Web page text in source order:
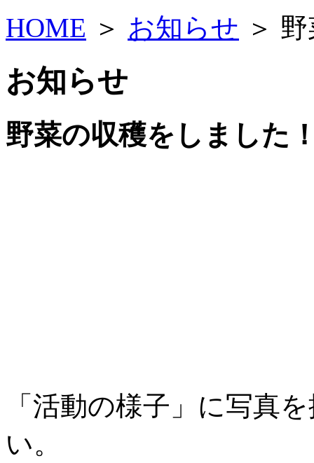
HOME ＞ お知らせ ＞
お知らせ
野菜の収穫をしました
「活動の様子」に写真
い。